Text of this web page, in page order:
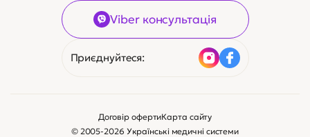
Viber консультація
Приєднуйтеся:
© 2005-2026 Українські медичні системи
Договір офертиКарта сайту